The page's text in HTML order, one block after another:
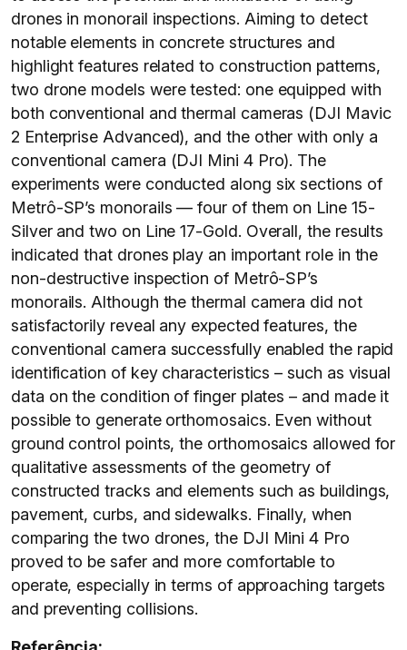
drones in monorail inspections. Aiming to detect
notable elements in concrete structures and
highlight features related to construction patterns,
two drone models were tested: one equipped with
both conventional and thermal cameras (DJI Mavic
2 Enterprise Advanced), and the other with only a
conventional camera (DJI Mini 4 Pro). The
experiments were conducted along six sections of
Metrô-SP’s monorails — four of them on Line 15-
Silver and two on Line 17-Gold. Overall, the results
indicated that drones play an important role in the
non-destructive inspection of Metrô-SP’s
monorails. Although the thermal camera did not
satisfactorily reveal any expected features, the
conventional camera successfully enabled the rapid
identification of key characteristics – such as visual
data on the condition of finger plates – and made it
possible to generate orthomosaics. Even without
ground control points, the orthomosaics allowed for
qualitative assessments of the geometry of
constructed tracks and elements such as buildings,
pavement, curbs, and sidewalks. Finally, when
comparing the two drones, the DJI Mini 4 Pro
proved to be safer and more comfortable to
operate, especially in terms of approaching targets
and preventing collisions.